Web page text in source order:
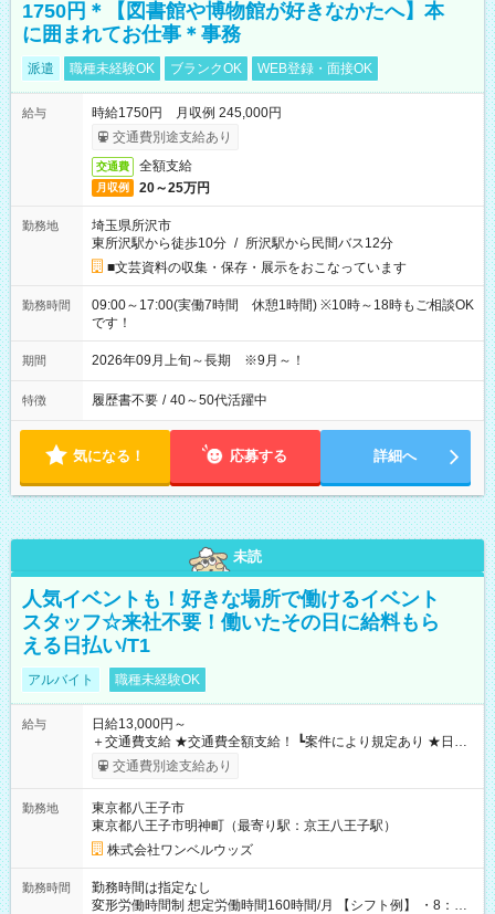
1750円＊【図書館や博物館が好きなかたへ】本
に囲まれてお仕事＊事務
派遣 職種未経験OK ブランクOK WEB登録・面接OK
給与
時給1750円 月収例 245,000円
交通費別途支給あり
交通費 全額支給
月収例 20～25万円
勤務地
埼玉県所沢市
東所沢駅から徒歩10分 / 所沢駅から民間バス12分
■文芸資料の収集・保存・展示をおこなっています
勤務時間
09:00～17:00(実働7時間 休憩1時間) ※10時～18時もご相談OK
です！
期間 2026年09月上旬～長期 ※9月～！
特徴 履歴書不要 / 40～50代活躍中
気になる！ 応募する 詳細へ
未読
人気イベントも！好きな場所で働けるイベント
スタッフ☆来社不要！働いたその日に給料もら
える日払い/T1
アルバイト 職種未経験OK
給与
日給13,000円～
＋交通費支給 ★交通費全額支給！ ┗案件により規定あり ★日払
いOK！（規定あり） ┗働いたその日に現金GET♪ お仕事後はコ
ンビニATMから 日払い分を引き落とせます！ 【試用期間】試
交通費別途支給あり
勤務地
東京都八王子市
東京都八王子市明神町（最寄り駅：京王八王子駅）
株式会社ワンベルウッズ
勤務時間
勤務時間は指定なし
変形労働時間制 想定労働時間160時間/月 【シフト例】 ・8：00